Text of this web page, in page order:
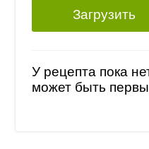
Загрузить
У рецепта пока
может быть